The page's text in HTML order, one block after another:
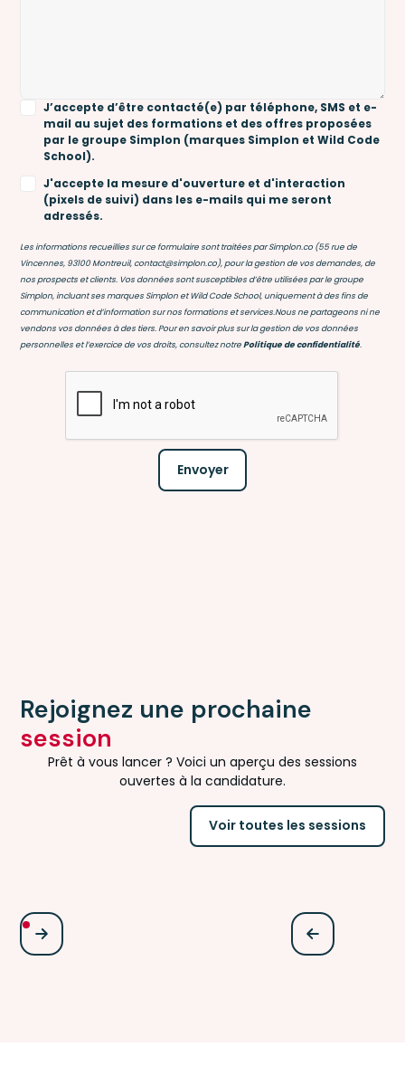
J’accepte d’être contacté(e) par téléphone, SMS et e-
mail au sujet des formations et des offres proposées
par le groupe Simplon (marques Simplon et Wild Code
School).
J'accepte la mesure d'ouverture et d'interaction
(pixels de suivi) dans les e-mails qui me seront
adressés.
Les informations recueillies sur ce formulaire sont traitées par Simplon.co (55 rue de
Vincennes, 93100 Montreuil, contact@simplon.co), pour la gestion de vos demandes, de
nos prospects et clients. Vos données sont susceptibles d’être utilisées par le groupe
Simplon, incluant ses marques Simplon et Wild Code School, uniquement à des fins de
communication et d’information sur nos formations et services.Nous ne partageons ni ne
vendons vos données à des tiers. Pour en savoir plus sur la gestion de vos données
personnelles et l’exercice de vos droits, consultez notrePolitique de confidentialité.
Rejoignez une prochaine
session
Prêt à vous lancer ? Voici un aperçu des sessions
ouvertes à la candidature.
Voir toutes les sessions